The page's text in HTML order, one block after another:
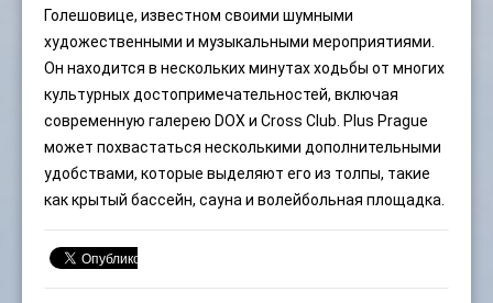
Голешовице, известном своими шумными
художественными и музыкальными мероприятиями.
Он находится в нескольких минутах ходьбы от многих
культурных достопримечательностей, включая
современную галерею DOX и Cross Club. Plus Prague
может похвастаться несколькими дополнительными
удобствами, которые выделяют его из толпы, такие
как крытый бассейн, сауна и волейбольная площадка.